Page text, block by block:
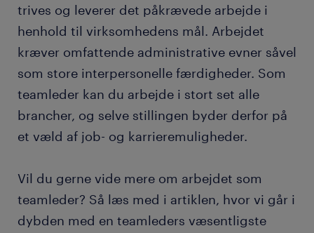
uddannelse, kvalifikationer og
karrieremuligheder
fordele ved at finde et job som teamleder via
ofte stillede spørgsmål
trives og leverer det påkrævede arbejde i
henhold til virksomhedens mål. Arbejdet
kræver omfattende administrative evner såvel
som store interpersonelle færdigheder. Som
teamleder kan du arbejde i stort set alle
brancher, og selve stillingen byder derfor på
et væld af job- og karrieremuligheder.
Vil du gerne vide mere om arbejdet som
teamleder? Så læs med i artiklen, hvor vi går i
dybden med en teamleders væsentligste